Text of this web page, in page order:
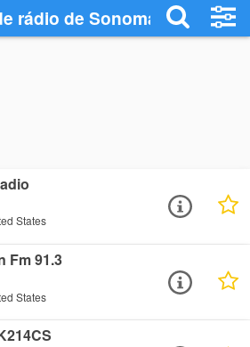
rádio de Sonoma - Ouça
States
Fm 91.3
States